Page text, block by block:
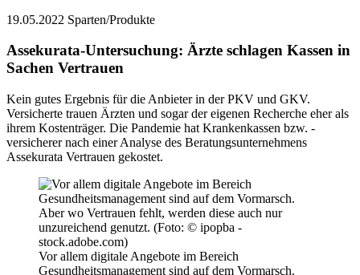
19.05.2022 Sparten/Produkte
Assekurata-Untersuchung: Ärzte schlagen Kassen in
Sachen Vertrauen
Kein gutes Ergebnis für die Anbieter in der PKV und GKV.
Versicherte trauen Ärzten und sogar der eigenen Recherche eher als
ihrem Kostenträger. Die Pandemie hat Krankenkassen bzw. -
versicherer nach einer Analyse des Beratungsunternehmens
Assekurata Vertrauen gekostet.
Vor allem digitale Angebote im Bereich
Gesundheitsmanagement sind auf dem Vormarsch.